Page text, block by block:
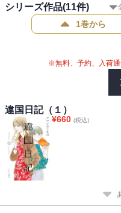
シリーズ作品(11件)
1巻から
※無料、予約、入荷通
違国日記（１）
¥660 (税込)